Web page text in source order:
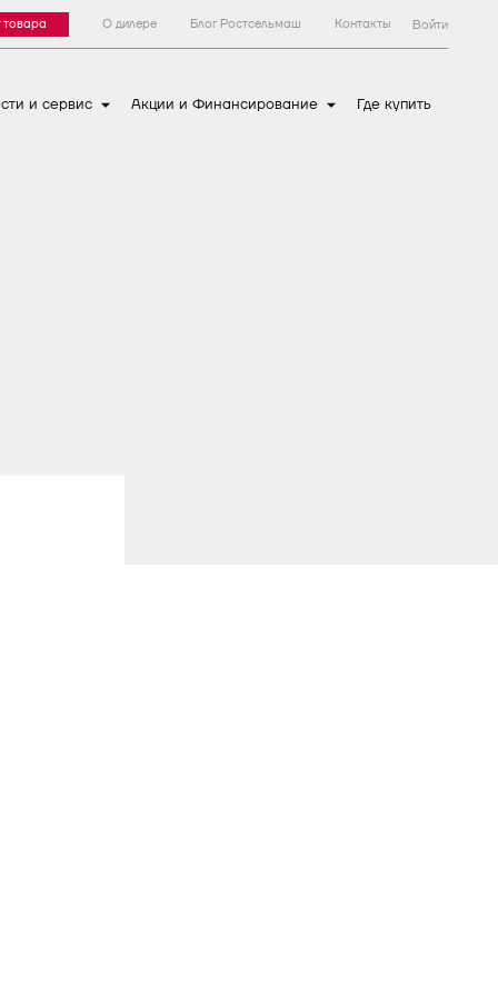
товара О дилере Блог Ростсельмаш Контакты Войти
и сервис Акции и Финансирование Где купить